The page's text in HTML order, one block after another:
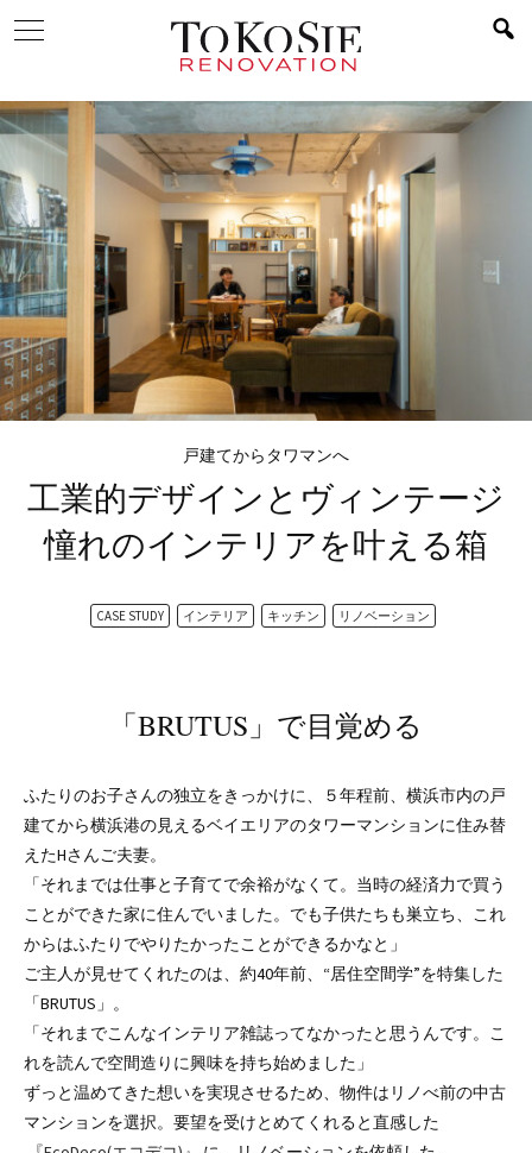
戸建てからタワマンへ
工業的デザインとヴィンテージ
憧れのインテリアを叶える箱
CASE STUDY インテリア キッチン リノベーション
「BRUTUS」で目覚める
ふたりのお子さんの独立をきっかけに、５年程前、横浜市内の戸
建てから横浜港の見えるベイエリアのタワーマンションに住み替
えたHさんご夫妻。
「それまでは仕事と子育てで余裕がなくて。当時の経済力で買う
ことができた家に住んでいました。でも子供たちも巣立ち、これ
からはふたりでやりたかったことができるかなと」
ご主人が見せてくれたのは、約40年前、“居住空間学”を特集した
「BRUTUS」。
「それまでこんなインテリア雑誌ってなかったと思うんです。こ
れを読んで空間造りに興味を持ち始めました」
ずっと温めてきた想いを実現させるため、物件はリノべ前の中古
マンションを選択。要望を受けとめてくれると直感した